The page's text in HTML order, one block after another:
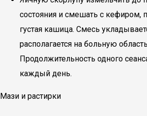
состояния и смешать с кефиром,
густая кашица. Смесь
располагается на больную
Продолжительность одного
каждый день.
Мази и растирки